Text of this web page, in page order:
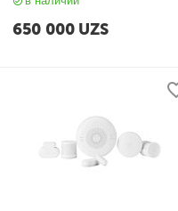
650 000 UZS